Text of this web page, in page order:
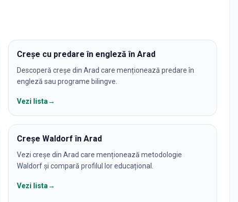
Creșe cu predare în engleză în Arad
Descoperă creșe din Arad care menționează predare în
engleză sau programe bilingve.
Vezi lista→
Creșe Waldorf în Arad
Vezi creșe din Arad care menționează metodologie
Waldorf și compară profilul lor educațional.
Vezi lista→